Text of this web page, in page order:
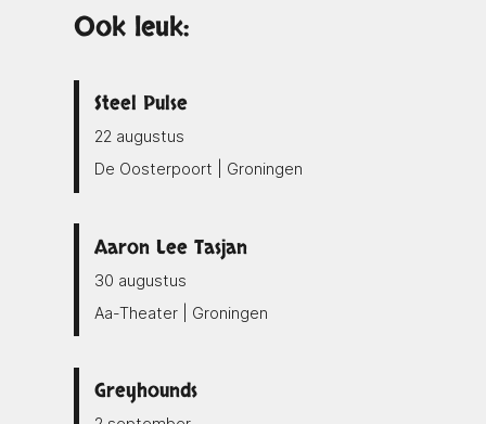
Ook leuk:
Steel Pulse
22 augustus
De Oosterpoort | Groningen
Aaron Lee Tasjan
30 augustus
Aa-Theater | Groningen
Greyhounds